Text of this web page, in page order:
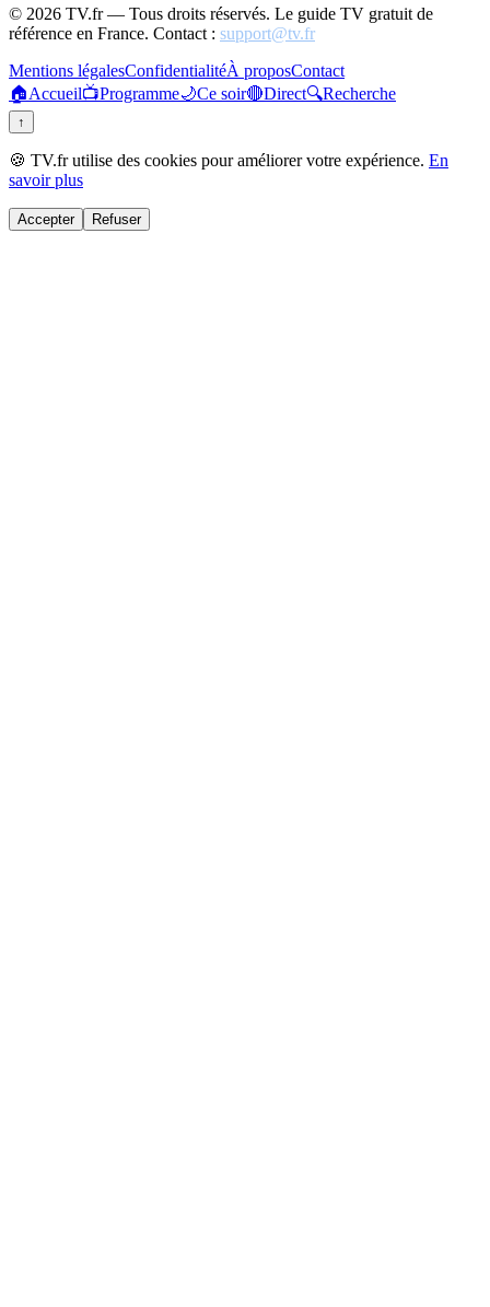
© 2026 TV.fr — Tous droits réservés. Le guide TV gratuit de
référence en France. Contact : support@tv.fr
Mentions légalesConfidentialitéÀ proposContact
🏠Accueil📺Programme🌙Ce soir🔴Direct🔍Recherche
↑
🍪 TV.fr utilise des cookies pour améliorer votre expérience. En
savoir plus
Accepter Refuser